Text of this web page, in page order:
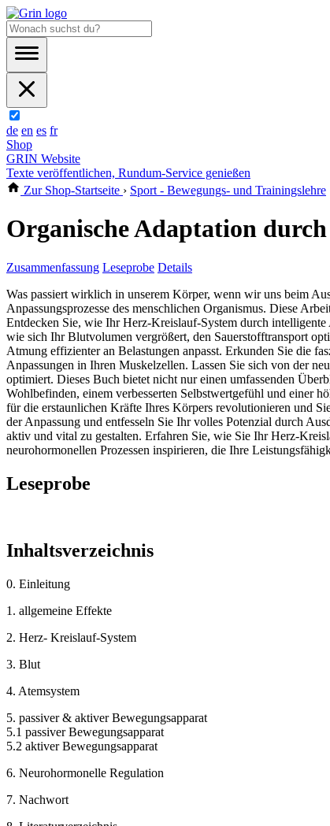
de en es fr
Shop
GRIN Website
Texte veröffentlichen, Rundum-Service genießen
Zur Shop-Startseite › Sport - Bewegungs- und Trainingslehre
Organische Adaptation
Zusammenfassung Leseprobe Details
Was passiert wirklich in unserem Körper, wenn wir uns beim
Anpassungsprozesse des menschlichen Organismus. Diese
Entdecken Sie, wie Ihr Herz-Kreislauf-System durch
wie sich Ihr Blutvolumen vergrößert, den Sauerstofftransport
Atmung effizienter an Belastungen anpasst. Erkunden Sie die
Anpassungen in Ihren Muskelzellen. Lassen Sie sich von der
optimiert. Dieses Buch bietet nicht nur einen umfassenden
Wohlbefinden, einem verbesserten Selbstwertgefühl und einer
für die erstaunlichen Kräfte Ihres Körpers revolutionieren und
der Anpassung und entfesseln Sie Ihr volles Potenzial durch
aktiv und vital zu gestalten. Erfahren Sie, wie Sie Ihr Herz-
neurohormonellen Prozessen inspirieren, die Ihre
Leseprobe
Inhaltsverzeichnis
0. Einleitung
1. allgemeine Effekte
2. Herz- Kreislauf-System
3. Blut
4. Atemsystem
5. passiver & aktiver Bewegungsapparat
5.1 passiver Bewegungsapparat
5.2 aktiver Bewegungsapparat
6. Neurohormonelle Regulation
7. Nachwort